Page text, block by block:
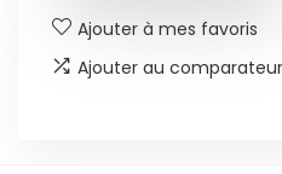
Ajouter à mes favoris
Ajouter au comparateur